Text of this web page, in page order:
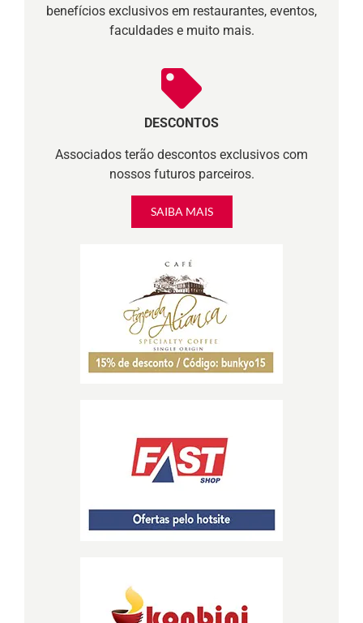
benefícios exclusivos em restaurantes, eventos,
faculdades e muito mais.
DESCONTOS
Associados terão descontos exclusivos com
nossos futuros parceiros.
SAIBA MAIS